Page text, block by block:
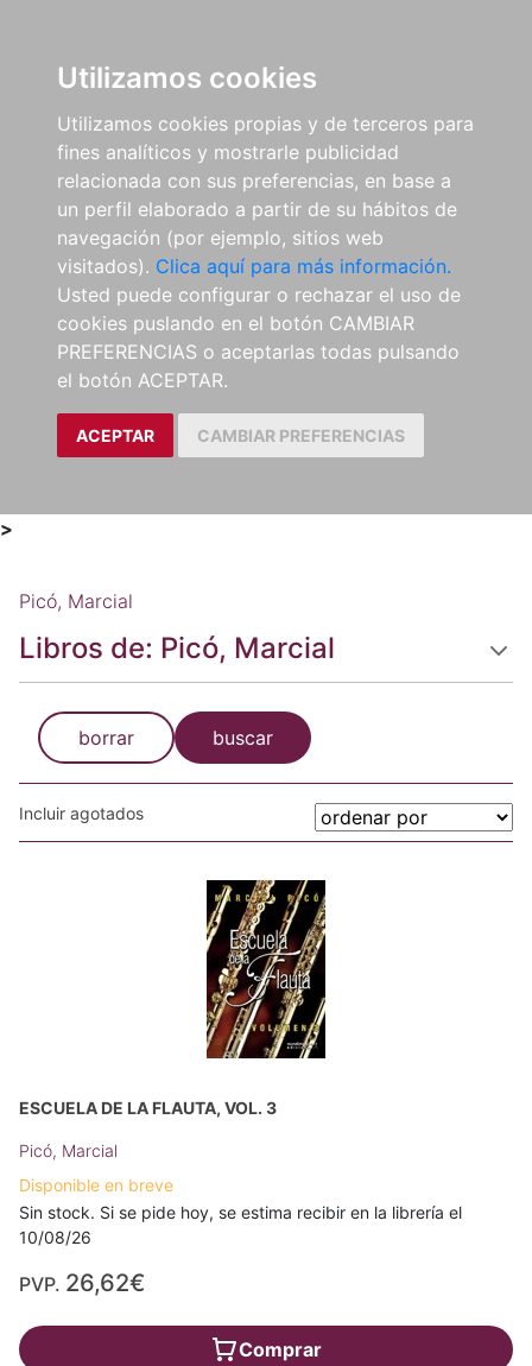
Utilizamos cookies
Utilizamos cookies propias y de terceros para
fines analíticos y mostrarle publicidad
relacionada con sus preferencias, en base a
un perfil elaborado a partir de su hábitos de
navegación (por ejemplo, sitios web
visitados). Clica aquí para más información.
Usted puede configurar o rechazar el uso de
cookies puslando en el botón CAMBIAR
PREFERENCIAS o aceptarlas todas pulsando
el botón ACEPTAR.
ACEPTAR CAMBIAR PREFERENCIAS
>
Picó, Marcial
Libros de: Picó, Marcial
borrar buscar
Incluir agotados
ESCUELA DE LA FLAUTA, VOL. 3
Picó, Marcial
Disponible en breve
Sin stock. Si se pide hoy, se estima recibir en la librería el
10/08/26
PVP. 26,62€
Comprar